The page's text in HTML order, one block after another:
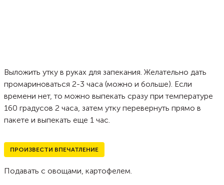
Выложить утку в руках для запекания. Желательно дать
промариноваться 2-3 часа (можно и больше). Если
времени нет, то можно выпекать сразу при температуре
160 градусов 2 часа, затем утку перевернуть прямо в
пакете и выпекать еще 1 час.
ПРОИЗВЕСТИ ВПЕЧАТЛЕНИЕ
Подавать с овощами, картофелем.